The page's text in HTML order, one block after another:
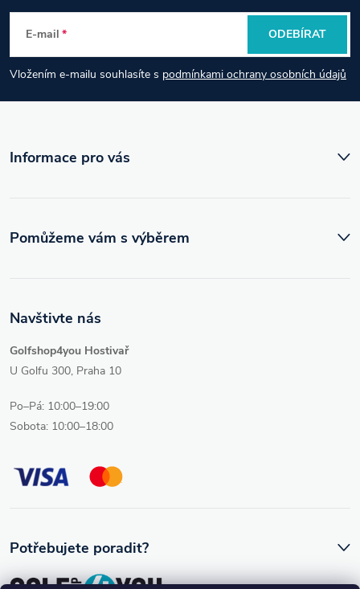
p
a
t
E-mail
Vložením e-mailu souhlasíte s podmínkami ochrany osobních údajů
ODEBÍRAT
Informace pro vás
Navštivte nás
Golfshop4you Hostivař
U Golfu 300, Praha 10
Po–Pá: 10:00–19:00
Sobota: 10:00–18:00
Pomůžeme vám s výběrem
Potřebujete poradit?